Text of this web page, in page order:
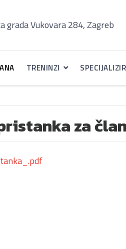
grada Vukovara 284, Zagreb
TRENINZI
za